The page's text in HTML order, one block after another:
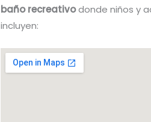
baño recreativodonde niños y
incluyen: